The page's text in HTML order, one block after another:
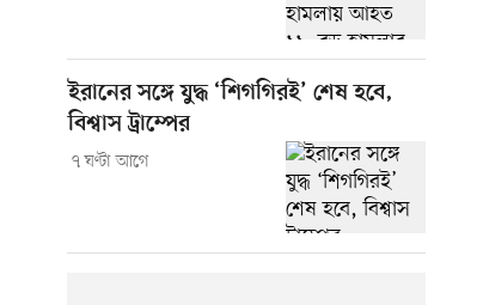
ইরানের সঙ্গে যুদ্ধ ‘শিগগিরই’ শেষ হবে,
বিশ্বাস ট্রাম্পের
৭ ঘণ্টা আগে